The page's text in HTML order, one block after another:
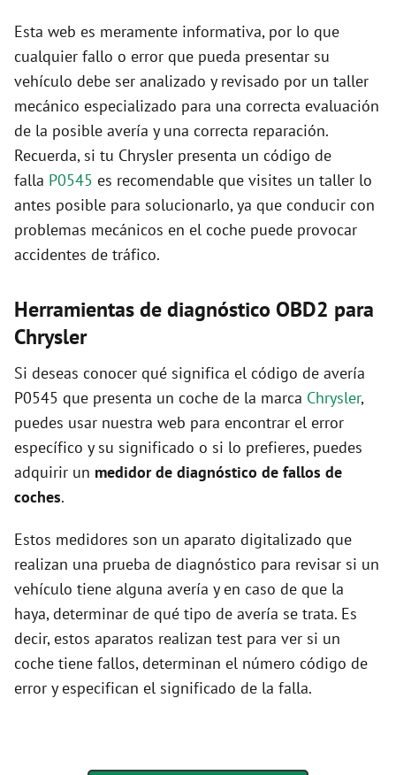
Esta web es meramente informativa, por lo que
cualquier fallo o error que pueda presentar su
vehículo debe ser analizado y revisado por un taller
mecánico especializado para una correcta evaluación
de la posible avería y una correcta reparación.
Recuerda, si tu Chrysler presenta un código de
falla P0545 es recomendable que visites un taller lo
antes posible para solucionarlo, ya que conducir con
problemas mecánicos en el coche puede provocar
accidentes de tráfico.
Herramientas de diagnóstico OBD2 para
Chrysler
Si deseas conocer qué significa el código de avería
P0545 que presenta un coche de la marca Chrysler,
puedes usar nuestra web para encontrar el error
específico y su significado o si lo prefieres, puedes
adquirir un medidor de diagnóstico de fallos de
coches.
Estos medidores son un aparato digitalizado que
realizan una prueba de diagnóstico para revisar si un
vehículo tiene alguna avería y en caso de que la
haya, determinar de qué tipo de avería se trata. Es
decir, estos aparatos realizan test para ver si un
coche tiene fallos, determinan el número código de
error y especifican el significado de la falla.